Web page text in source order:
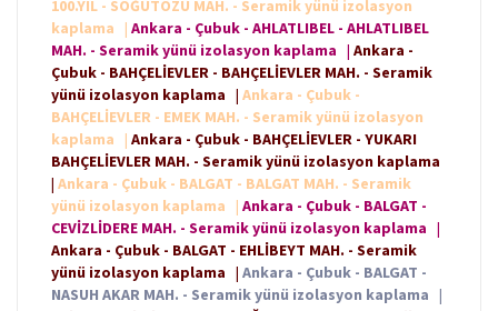
100.YIL - SÖĞÜTÖZÜ MAH. - Seramik yünü izolasyon
kaplama
| Ankara - Çubuk - AHLATLIBEL - AHLATLIBEL
MAH. - Seramik yünü izolasyon kaplama | Ankara -
Çubuk - BAHÇELİEVLER - BAHÇELİEVLER MAH. - Seramik
yünü izolasyon kaplama | Ankara - Çubuk -
BAHÇELİEVLER - EMEK MAH. - Seramik yünü izolasyon
kaplama
| Ankara - Çubuk - BAHÇELİEVLER - YUKARI
BAHÇELİEVLER MAH. - Seramik yünü izolasyon kaplama
| Ankara - Çubuk - BALGAT - BALGAT MAH. - Seramik
yünü izolasyon kaplama
| Ankara - Çubuk - BALGAT -
CEVİZLİDERE MAH. - Seramik yünü izolasyon kaplama |
Ankara - Çubuk - BALGAT - EHLİBEYT MAH. - Seramik
yünü izolasyon kaplama | Ankara - Çubuk - BALGAT -
NASUH AKAR MAH. - Seramik yünü izolasyon kaplama |